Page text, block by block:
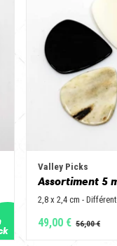
Valley Picks
2,8 x 2,4 cm -
49,00 €